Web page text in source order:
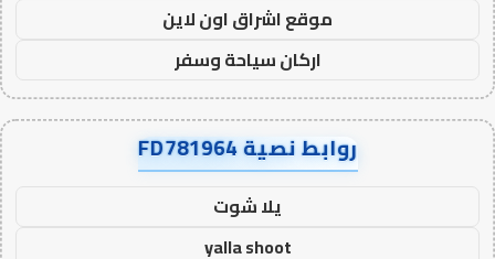
موقع اشراق اون لاين
اركان سياحة وسفر
روابط نصية FD781964
يلا شوت
yalla shoot